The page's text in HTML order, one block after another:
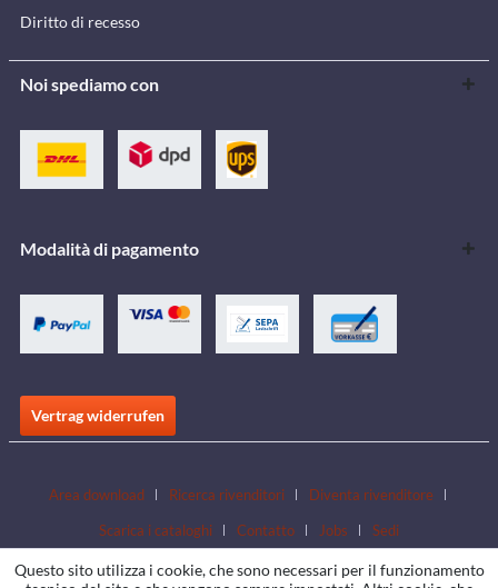
Diritto di recesso
Noi spediamo con
Modalità di pagamento
Vertrag widerrufen
Area download Ricerca rivenditori
Diventa rivenditore
Scarica i cataloghi
Contatto Jobs Sedi
Questo sito utilizza i cookie, che sono necessari per il funzionamento